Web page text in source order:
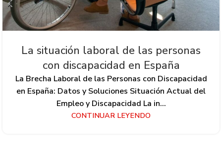
La situación laboral de las personas
con discapacidad en España
La Brecha Laboral de las Personas con Discapacidad
en España: Datos y Soluciones Situación Actual del
Empleo y Discapacidad La in...
CONTINUAR LEYENDO